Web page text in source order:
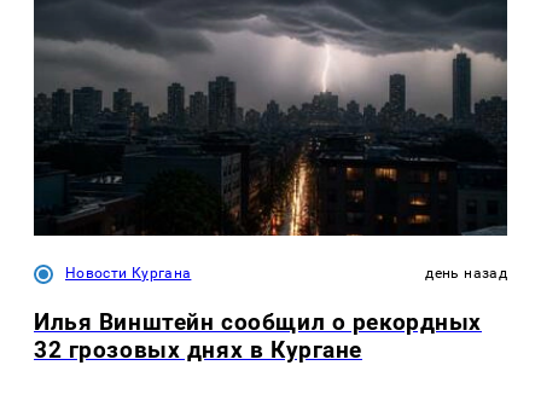
Новости Кургана день назад
Илья Винштейн сообщил о рекордных
32 грозовых днях в Кургане